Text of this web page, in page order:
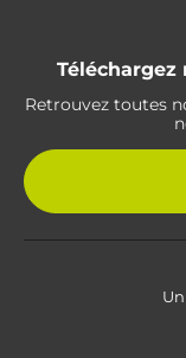
Retrouvez toutes